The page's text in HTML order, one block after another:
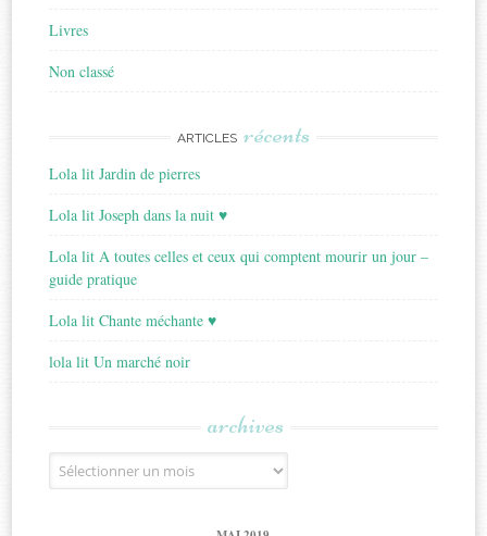
Livres
Non classé
ARTICLES récents
Lola lit Jardin de pierres
Lola lit Joseph dans la nuit ♥
Lola lit A toutes celles et ceux qui comptent mourir un jour –
guide pratique
Lola lit Chante méchante ♥
lola lit Un marché noir
archives
Archives